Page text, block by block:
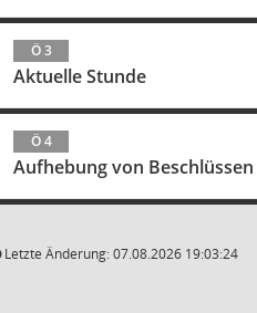
Ö 3
Aktuelle Stunde
Ö 4
Aufhebung von
Letzte Änderung: 07.08.2026 19:03:24